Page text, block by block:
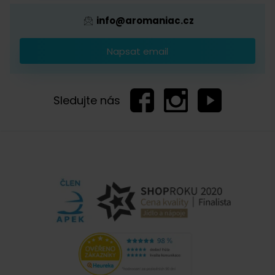
info@aromaniac.cz
Napsat email
Sledujte nás